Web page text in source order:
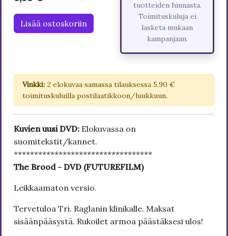
Lisää ostoskoriin
tuotteiden hinnasta.
Toimituskuluja ei
lasketa mukaan
kampanjaan.
Vinkki: 2 elokuvaa samassa tilauksessa 5,90 €
toimituskuluilla postilaatikkoon/luukkuun.
Kuvien uusi DVD: Elokuvassa on
suomitekstit/kannet.
**********************************
The Brood - DVD (FUTUREFILM)
Leikkaamaton versio.
Tervetuloa Tri. Raglanin klinikalle. Maksat
sisäänpääsystä. Rukoilet armoa päästäksesi ulos!